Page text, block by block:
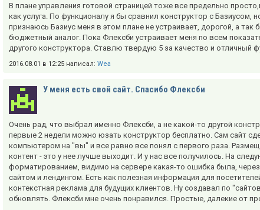
В плане управления готовой страницей тоже все предельно
как услуга. По функционалу я бы сравнил конструктор с
признаюсь Базиус меня в этом плане не устраивает, дорогой, а
бюджетный аналог. Пока Флексби устраивает меня по всем
другого конструктора. Ставлю твердую 5 за качество и отличный
2016.08.01 в 12:25 написал: Wea
У меня есть свой сайт. Спасибо Флексби
Очень рад, что выбрал именно Флексби, а не какой-то другой
первые 2 недели можно юзать конструктор бесплатно. Сам сайт
компьютером на "вы" и все равно все понял с первого раза.
контент - это у нее лучше выходит. И у нас все получилось. На
форматированием, видимо на сервере какая-то ошибка была,
сайтом и лендингом. Есть как полезная информация для
контекстная реклама для будущих клиентов. Ну создавал по
обновлять. Флексби мне очень понравился. Простые, далекие от